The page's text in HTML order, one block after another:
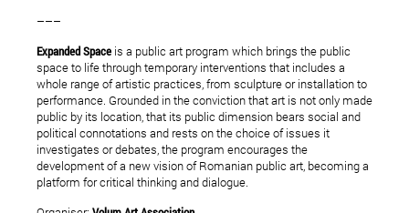
–––
Expanded Space is a public art program which brings the public
space to life through temporary interventions that includes a
whole range of artistic practices, from sculpture or installation to
performance. Grounded in the conviction that art is not only made
public by its location, that its public dimension bears social and
political connotations and rests on the choice of issues it
investigates or debates, the program encourages the
development of a new vision of Romanian public art, becoming a
platform for critical thinking and dialogue.